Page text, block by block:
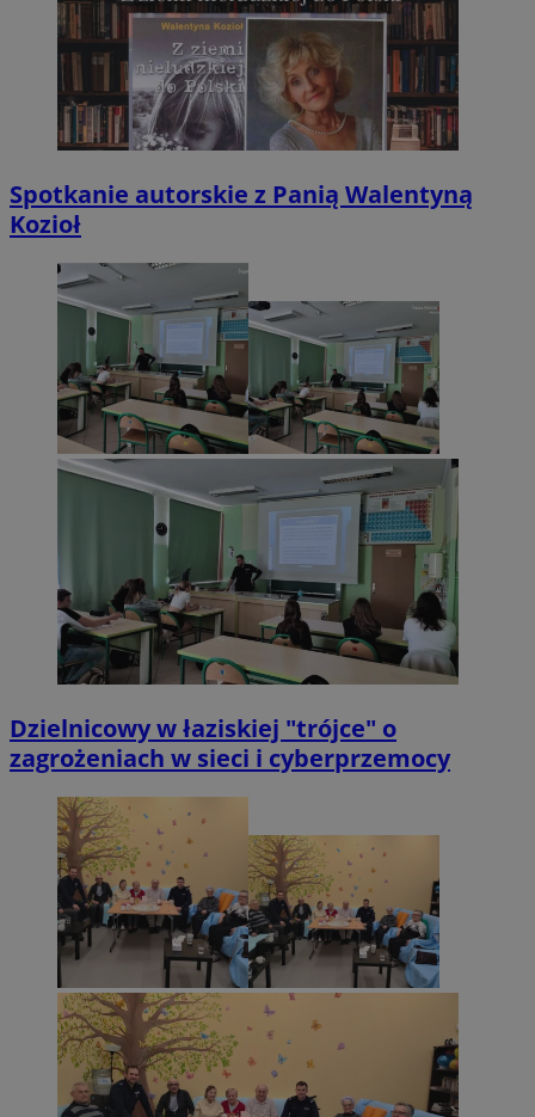
Spotkanie autorskie z Panią Walentyną
Kozioł
Dzielnicowy w łaziskiej "trójce" o
zagrożeniach w sieci i cyberprzemocy